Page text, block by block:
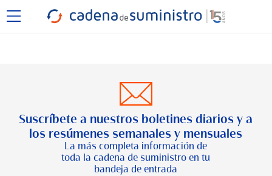
Suscríbete a nuestros boletines diarios y a
los resúmenes semanales y mensuales
La más completa información de
toda la cadena de suministro en tu
bandeja de entrada